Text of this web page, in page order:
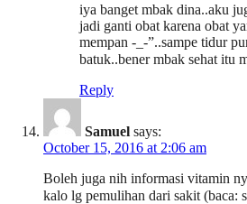
iya banget mbak dina..aku
jadi ganti obat karena obat
mempan -_-”..sampe tidur
batuk..bener mbak sehat itu
Reply
Samuel says:
October 15, 2016 at 2:06 am
Boleh juga nih informasi vitamin
kalo lg pemulihan dari sakit (baca: